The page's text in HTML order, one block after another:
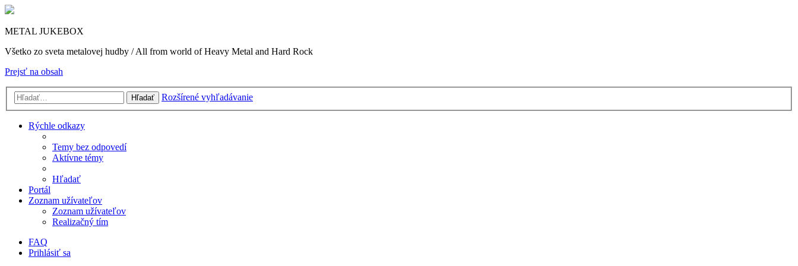
METAL JUKEBOX
Všetko zo sveta metalovej hudby / All from world of Heavy Metal and Hard Rock
Prejsť na obsah
Hľadať Rozšírené vyhľadávanie
Rýchle odkazy
Temy bez odpovedí
Aktívne témy
Hľadať
Portál
Zoznam užívateľov
Zoznam užívateľov
Realizačný tím
FAQ
Prihlásiť sa